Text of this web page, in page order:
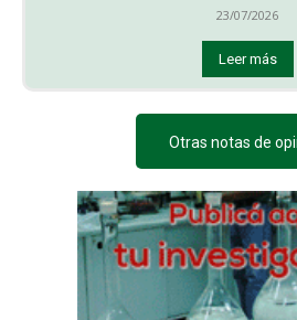
23/07/2026
Leer más
Otras notas de